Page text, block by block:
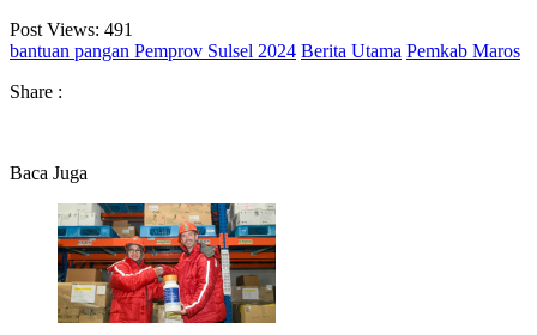
Post Views: 491
bantuan pangan Pemprov Sulsel 2024 Berita Utama Pemkab Maros
Share :
Baca Juga